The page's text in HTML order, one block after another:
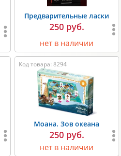
Предварительные ласки
250 руб.
нет в наличии
Код товара: 8294
Моана. Зов океана
250 руб.
нет в наличии